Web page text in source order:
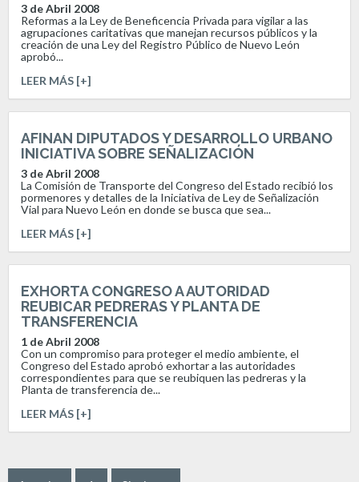
3 de Abril 2008
Reformas a la Ley de Beneficencia Privada para vigilar a las
agrupaciones caritativas que manejan recursos públicos y la
creación de una Ley del Registro Público de Nuevo León
aprobó...
LEER MÁS [+]
AFINAN DIPUTADOS Y DESARROLLO URBANO
INICIATIVA SOBRE SEÑALIZACIÓN
3 de Abril 2008
La Comisión de Transporte del Congreso del Estado recibió los
pormenores y detalles de la Iniciativa de Ley de Señalización
Vial para Nuevo León en donde se busca que sea...
LEER MÁS [+]
EXHORTA CONGRESO A AUTORIDAD
REUBICAR PEDRERAS Y PLANTA DE
TRANSFERENCIA
1 de Abril 2008
Con un compromiso para proteger el medio ambiente, el
Congreso del Estado aprobó exhortar a las autoridades
correspondientes para que se reubiquen las pedreras y la
Planta de transferencia de...
LEER MÁS [+]